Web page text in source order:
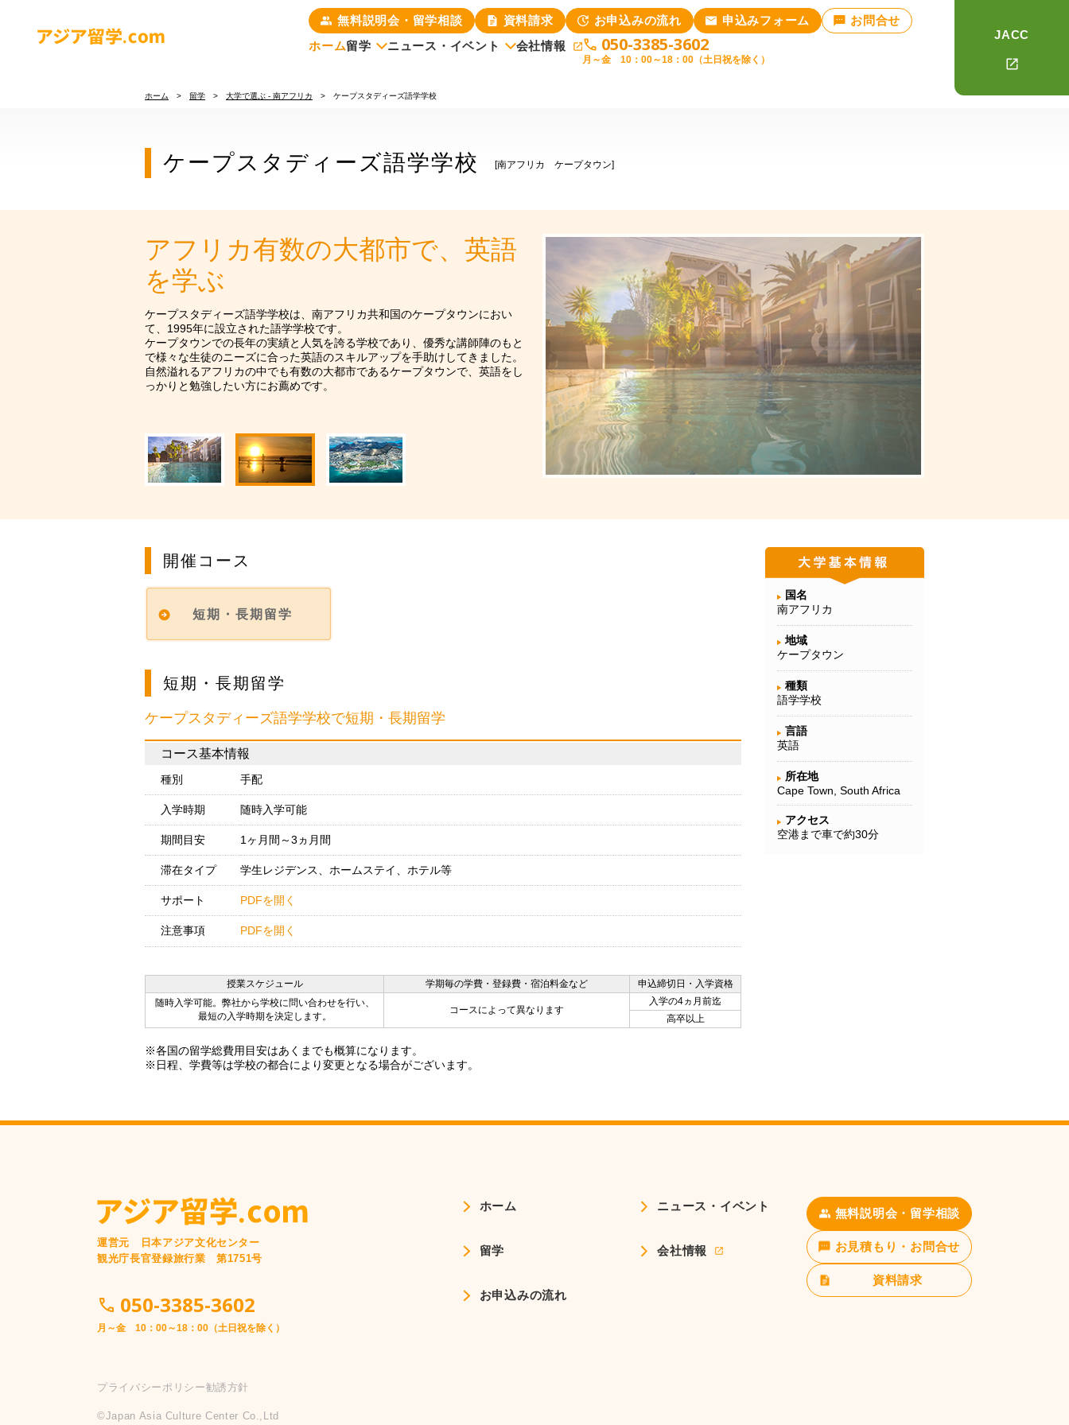
無料説明会・留学相談 資料請求 お申込みの流れ 申込みフォーム
お問合せ
ホーム留学
留学について
お申込みの流れ
コースで選ぶ
短期・長期留学
いつでも出発可能
（マンツーマン）
いつでも出発可能
（グループレッスン）
韓国学部留学（正規留学）
ニュース・イベント
ニュース
会社情報 050-3385-3602
月～金 10：00～18：00（土日祝を除く）
JACC
ホーム > 留学 > 大学で選ぶ - 南アフリカ > ケープスタディーズ語学学校
ケープスタディーズ語学学校 [南アフリカ ケープタウン]
アフリカ有数の大都市で、英語
を学ぶ
ケープスタディーズ語学学校は、南アフリカ共和国のケープタウンにおい
て、1995年に設立された語学学校です。
ケープタウンでの長年の実績と人気を誇る学校であり、優秀な講師陣のもと
で様々な生徒のニーズに合った英語のスキルアップを手助けしてきました。
自然溢れるアフリカの中でも有数の大都市であるケープタウンで、英語をし
っかりと勉強したい方にお薦めです。
国名
南アフリカ
地域
ケープタウン
種類
語学学校
言語
英語
所在地
Cape Town, South Africa
アクセス
空港まで車で約30分
開催コース
短期・長期留学
短期・長期留学
ケープスタディーズ語学学校で短期・長期留学
コース基本情報
種別 手配
入学時期 随時入学可能
期間目安 1ヶ月間～3ヵ月間
滞在タイプ 学生レジデンス、ホームステイ、ホテル等
サポート PDFを開く
注意事項 PDFを開く
授業スケジュール 学期毎の学費・登録費・宿泊料金など
申込締切日・入学資格
随時入学可能。弊社から学校に問い合わせを行い、
最短の入学時期を決定します。
コースによって異なります
入学の4ヵ月前迄
高卒以上
※各国の留学総費用目安はあくまでも概算になります。
※日程、学費等は学校の都合により変更となる場合がございます。
運営元 日本アジア文化センター
観光庁長官登録旅行業 第1751号
050-3385-3602
月～金 10：00～18：00（土日祝を除く）
プライバシーポリシー勧誘方針
©️Japan Asia Culture Center Co.,Ltd
ホーム
留学
お申込みの流れ
ニュース・イベント
会社情報
無料説明会・留学相談
お見積もり・お問合せ
資料請求